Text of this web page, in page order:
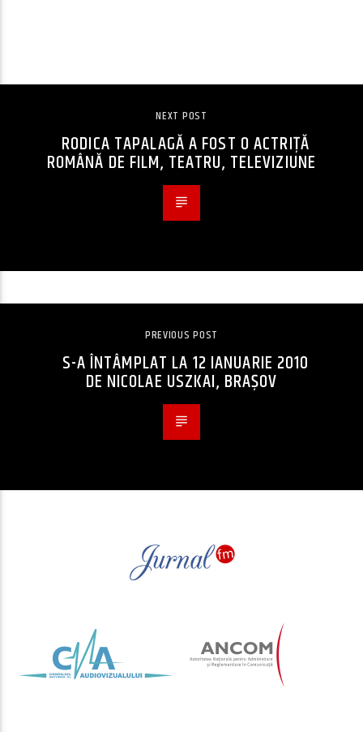
NEXT POST
RODICA TAPALAGĂ A FOST O ACTRIȚĂ
ROMÂNĂ DE FILM, TEATRU, TELEVIZIUNE
PREVIOUS POST
S-A ÎNTÂMPLAT LA 12 IANUARIE 2010
DE NICOLAE USZKAI, BRAȘOV